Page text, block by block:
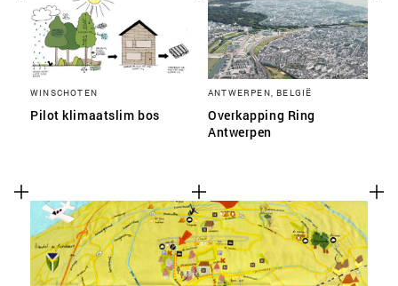
WINSCHOTEN
Pilot klimaatslim bos
ANTWERPEN, BELGIË
Overkapping Ring
Antwerpen